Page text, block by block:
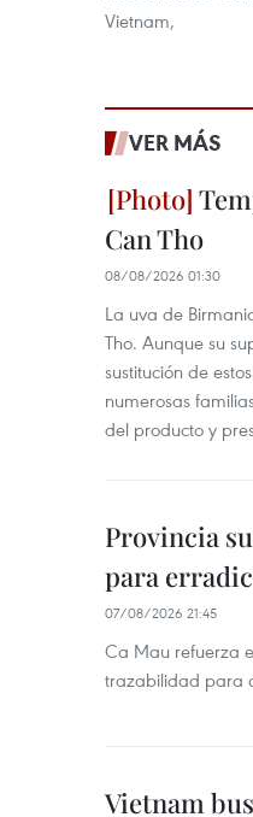
Vietnam,
VER MÁS
Can Tho
08/08/2026 01:30
La uva de
Tho. Aunque su
sustitución de
numerosas
del producto y
Provincia
para
07/08/2026 21:45
Ca Mau refuerza
trazabilidad para
Vietnam